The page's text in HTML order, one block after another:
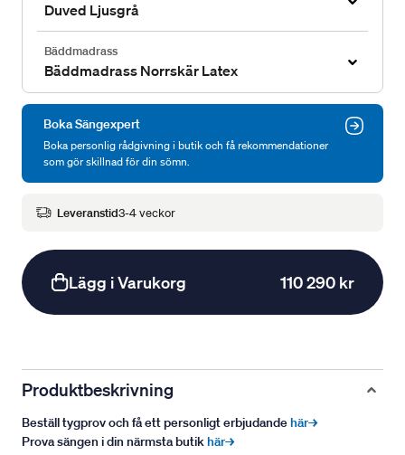
Duved Ljusgrå
Bäddmadrass
Bäddmadrass Norrskär Latex
Boka Sängexpert
Boka personlig rådgivning i butik och få rekommendationer
som gör skillnad för din sömn.
Leveranstid3-4 veckor
Lägg i Varukorg 110 290 kr
Produktbeskrivning
Beställ tygprov och få ett personligt erbjudandehär→
Prova sängen i din närmsta butikhär→